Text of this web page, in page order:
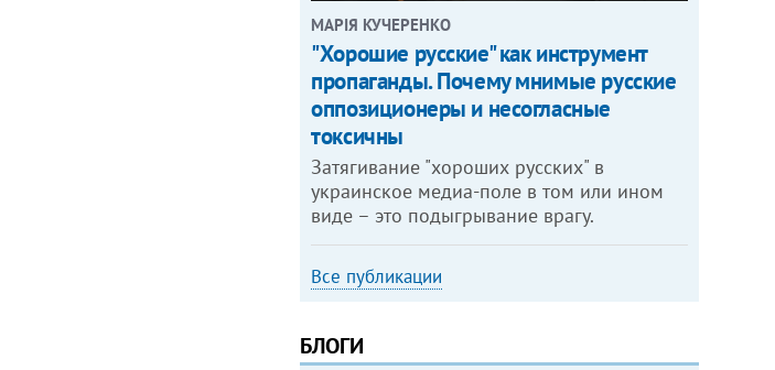
МАРІЯ КУЧЕРЕНКО
"Хорошие русские" как инструмент
пропаганды. Почему мнимые русские
оппозиционеры и несогласные
токсичны
Затягивание "хороших русских" в
украинское медиа-поле в том или ином
виде – это подыгрывание врагу.
Все публикации
БЛОГИ